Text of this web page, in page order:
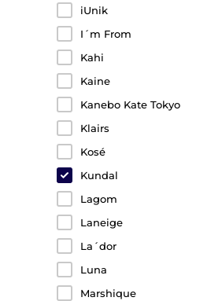
iUnik
I´m From
Kahi
Kaine
Kanebo Kate Tokyo
Klairs
Kosé
Kundal
Lagom
Laneige
La´dor
Luna
Marshique